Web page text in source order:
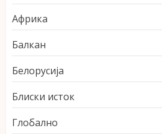
Африка
Балкан
Белорусија
Блиски исток
Глобално